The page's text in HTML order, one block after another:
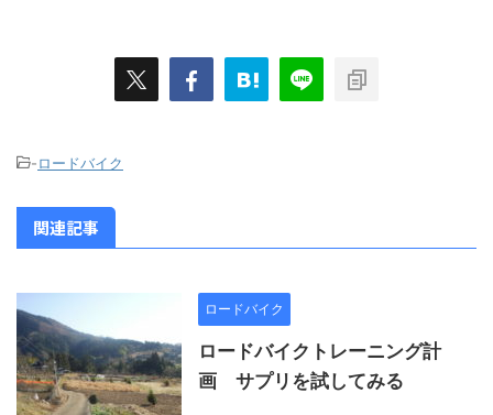
-ロードバイク
関連記事
ロードバイク
ロードバイクトレーニング計
画 サプリを試してみる